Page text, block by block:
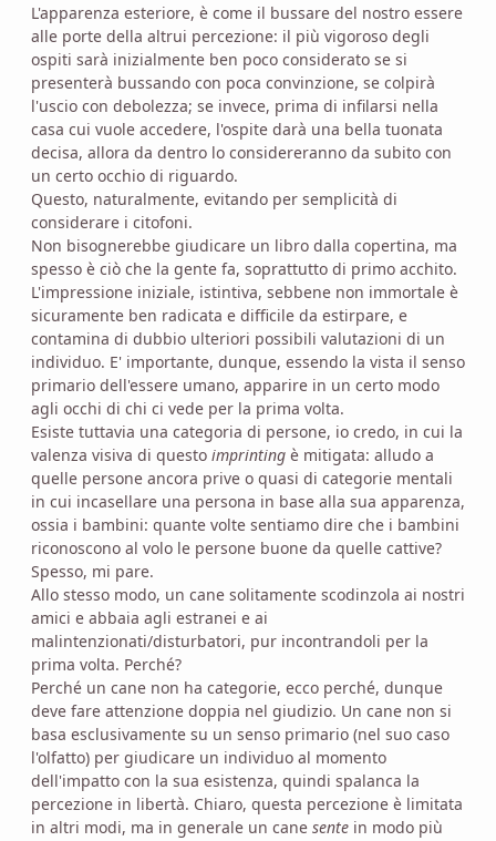
L'apparenza esteriore, è come il bussare del nostro essere
alle porte della altrui percezione: il più vigoroso degli
ospiti sarà inizialmente ben poco considerato se si
presenterà bussando con poca convinzione, se colpirà
l'uscio con debolezza; se invece, prima di infilarsi nella
casa cui vuole accedere, l'ospite darà una bella tuonata
decisa, allora da dentro lo considereranno da subito con
un certo occhio di riguardo.
Questo, naturalmente, evitando per semplicità di
considerare i citofoni.
Non bisognerebbe giudicare un libro dalla copertina, ma
spesso è ciò che la gente fa, soprattutto di primo acchito.
L'impressione iniziale, istintiva, sebbene non immortale è
sicuramente ben radicata e difficile da estirpare, e
contamina di dubbio ulteriori possibili valutazioni di un
individuo. E' importante, dunque, essendo la vista il senso
primario dell'essere umano, apparire in un certo modo
agli occhi di chi ci vede per la prima volta.
Esiste tuttavia una categoria di persone, io credo, in cui la
valenza visiva di questo imprinting è mitigata: alludo a
quelle persone ancora prive o quasi di categorie mentali
in cui incasellare una persona in base alla sua apparenza,
ossia i bambini: quante volte sentiamo dire che i bambini
riconoscono al volo le persone buone da quelle cattive?
Spesso, mi pare.
Allo stesso modo, un cane solitamente scodinzola ai nostri
amici e abbaia agli estranei e ai
malintenzionati/disturbatori, pur incontrandoli per la
prima volta. Perché?
Perché un cane non ha categorie, ecco perché, dunque
deve fare attenzione doppia nel giudizio. Un cane non si
basa esclusivamente su un senso primario (nel suo caso
l'olfatto) per giudicare un individuo al momento
dell'impatto con la sua esistenza, quindi spalanca la
percezione in libertà. Chiaro, questa percezione è limitata
in altri modi, ma in generale un cane sente in modo più